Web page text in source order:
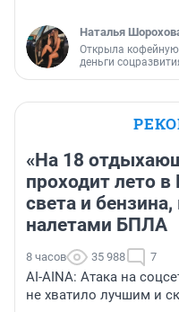
Наталья
Открыла кофейную
деньги
«На 18
проходит лето
света и
налетами БПЛА
8 часов 35 988 7
AI-AINA: Атака на
не хватило лучшим и